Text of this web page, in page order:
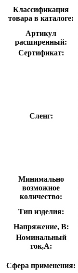
Классификация
товара в каталоге:
Артикул
расширенный:
Сертификат:
Сленг:
Минимально
возможное
количество:
Тип изделия:
Напряжение, В:
Номинальный
ток,А:
Сфера применения: